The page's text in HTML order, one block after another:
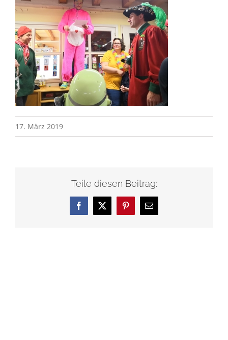
17. März 2019
Teile diesen Beitrag:
Facebook
X Pinterest
E-
Mail